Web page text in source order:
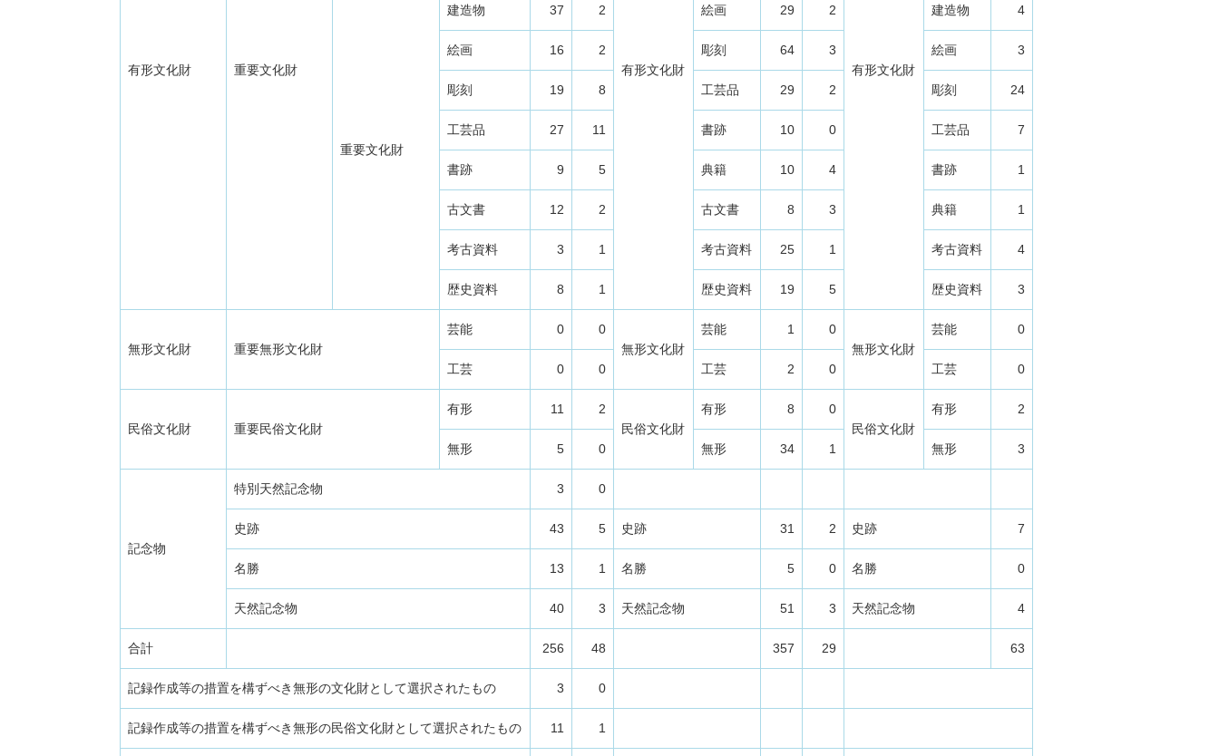
有形文化財 重要文化財 有形文化財 有形文化財
重要文化財
建造物 37 2 絵画 29 2 建造物 4
絵画 16 2 彫刻 64 3 絵画 3
彫刻 19 8 工芸品 29 2 彫刻 24
工芸品 27 11 書跡 10 0 工芸品 7
書跡 9 5 典籍 10 4 書跡 1
古文書 12 2 古文書 8 3 典籍 1
考古資料 3 1 考古資料 25 1 考古資料 4
歴史資料 8 1 歴史資料 19 5 歴史資料 3
無形文化財 重要無形文化財
芸能 0
0
無形文化財
芸能 1
0
無形文化財
芸能 0
工芸 0 0 工芸 2 0 工芸 0
民俗文化財 重要民俗文化財
有形 11
2
民俗文化財
有形 8
0
民俗文化財
有形 2
無形 5 0 無形 34 1 無形 3
記念物
特別天然記念物 3 0
史跡 43 5 史跡 31 2 史跡 7
名勝 13 1 名勝 5 0 名勝 0
天然記念物 40 3 天然記念物 51 3 天然記念物 4
合計 256 48 357 29 63
記録作成等の措置を構ずべき無形の文化財として選択されたもの 3 0
記録作成等の措置を構ずべき無形の民俗文化財として選択されたもの 11 1